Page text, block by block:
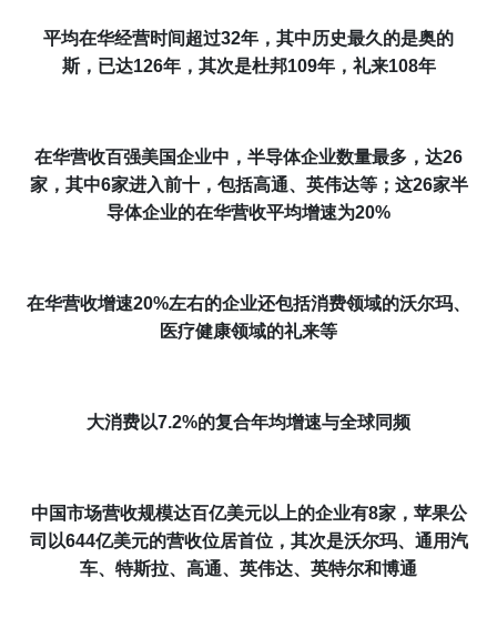
平均在华经营时间超过32年，其中历史最久的是奥的
斯，已达126年，其次是杜邦109年，礼来108年
在华营收百强美国企业中，半导体企业数量最多，达26
家，其中6家进入前十，包括高通、英伟达等；这26家半
导体企业的在华营收平均增速为20%
在华营收增速20%左右的企业还包括消费领域的沃尔玛、
医疗健康领域的礼来等
大消费以7.2%的复合年均增速与全球同频
中国市场营收规模达百亿美元以上的企业有8家，苹果公
司以644亿美元的营收位居首位， 其次是沃尔玛、通用汽
车、特斯拉、高通、英伟达、英特尔和博通